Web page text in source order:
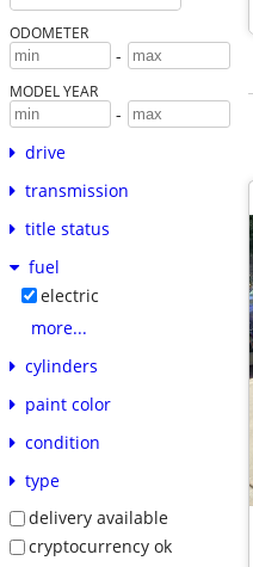
ODOMETER
-
MODEL YEAR
-
drive
transmission
title status
fuel
electric
more...
cylinders
paint color
condition
type
delivery available
cryptocurrency ok